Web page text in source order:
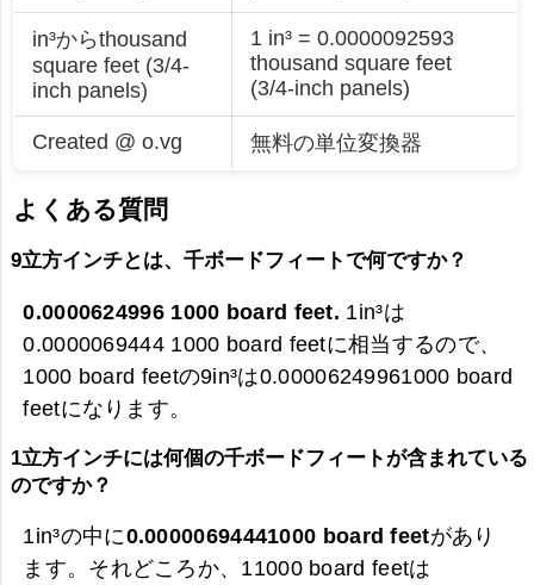
in³からthousand
square feet (3/4-
inch panels)
1 in³ = 0.0000092593
thousand square feet
(3/4-inch panels)
Created @ o.vg 無料の単位変換器
よくある質問
9立方インチとは、千ボードフィートで何ですか？
0.0000624996 1000 board feet. 1in³は
0.0000069444 1000 board feetに相当するので、
1000 board feetの9in³は0.00006249961000 board
feetになります。
1立方インチには何個の千ボードフィートが含まれている
のですか？
1in³の中に0.00000694441000 board feetがあり
ます。それどころか、11000 board feetは